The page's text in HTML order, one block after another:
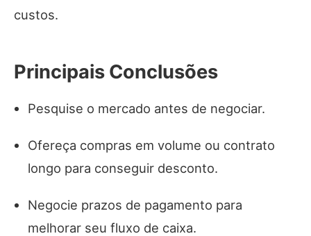
custos.
Principais Conclusões
Pesquise o mercado antes de negociar.
Ofereça compras em volume ou contrato
longo para conseguir desconto.
Negocie prazos de pagamento para
melhorar seu fluxo de caixa.